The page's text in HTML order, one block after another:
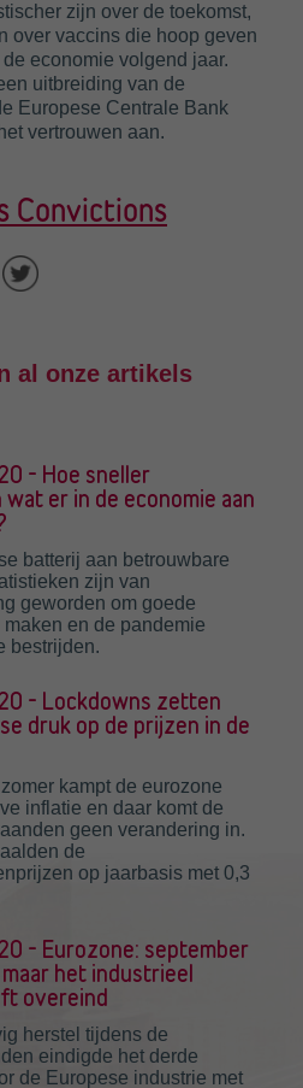
zijn over de toekomst,
over vaccins die hoop geven
economie volgend jaar.
uitbreiding van de
Europese Centrale Bank
vertrouwen aan.
Convictions
al onze artikels
- Hoe sneller
er in de economie aan
batterij aan betrouwbare
zijn van
geworden om goede
en de pandemie
bestrijden.
- Lockdowns zetten
druk op de prijzen in de
kampt de eurozone
inflatie en daar komt de
geen verandering in.
de
op jaarbasis met 0,3
- Eurozone: september
het industrieel
overeind
herstel tijdens de
eindigde het derde
de Europese industrie met